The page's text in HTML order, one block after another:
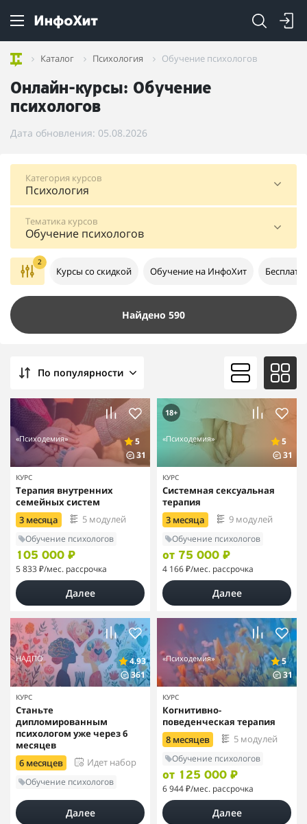
Каталог Психология Обучение психологов
Онлайн-курсы: Обучение
психологов
Дата обновления: 05.08.2026
Психология
Категория курсов
Обучение психологов
Тематика курсов
2
Курсы со скидкой Обучение на ИнфоХит
Найдено 590
По популярности
«Психодемия»
5
31
КУРС
Терапия внутренних
семейных систем
3 месяца
5 модулей
Обучение психологов
105 000 ₽
5 833 ₽/мес. рассрочка
Далее
18+
«Психодемия»
5
31
КУРС
Системная сексуальная
терапия
3 месяца
9 модулей
Обучение психологов
от 75 000 ₽
4 166 ₽/мес. рассрочка
Далее
НАДПО
4.93
361
КУРС
Станьте
дипломированным
психологом уже через 6
месяцев
6 месяцев
Идет набор
Обучение психологов
Далее
«Психодемия»
5
31
КУРС
Когнитивно-
поведенческая терапия
8 месяцев
5 модулей
Обучение психологов
от 125 000 ₽
6 944 ₽/мес. рассрочка
Далее